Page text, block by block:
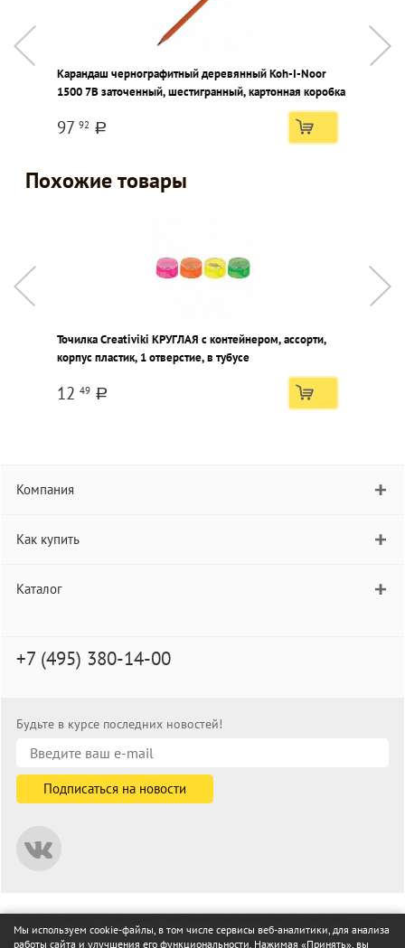
Карандаш чернографитный деревянный Koh-I-Noor
1500 7В заточенный, шестигранный, картонная коробка
97 92 a
Похожие товары
Точилка Creativiki КРУГЛАЯ с контейнером, ассорти,
корпус пластик, 1 отверстие, в тубусе
12 49 a
Компания
Как купить
Каталог
+7 (495) 380-14-00
Будьте в курсе последних новостей!
© informat.ru — Интернет-магазин канцелярских товаров. 2001—
2026
Мы используем cookie-файлы, в том числе сервисы веб-аналитики, для анализа
работы сайта и улучшения его функциональности. Нажимая «Принять», вы